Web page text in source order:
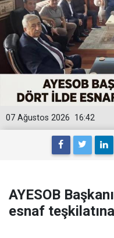
16:42
07 Ağustos 2026
AYESOB
esnaf